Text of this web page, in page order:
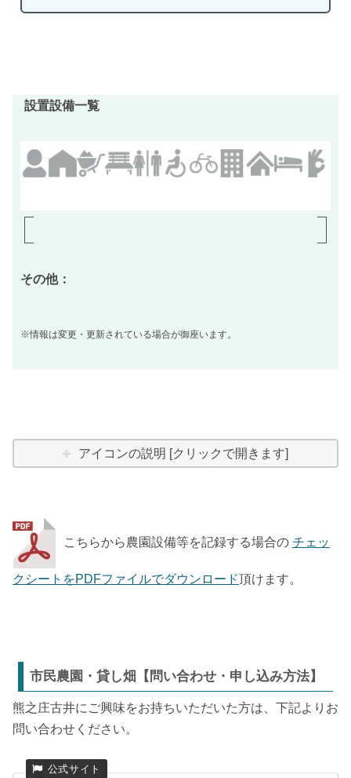
設置設備一覧
その他：
※情報は変更・更新されている場合が御座います。
アイコンの説明 [クリックで開きます]
こちらから農園設備等を記録する場合の チェッ
クシートをPDFファイルでダウンロード頂けます。
市民農園・貸し畑【問い合わせ・申し込み方法】
熊之庄古井にご興味をお持ちいただいた方は、下記よりお
問い合わせください。